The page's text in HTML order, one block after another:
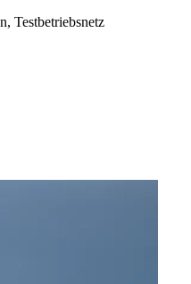
Testbetriebsnetz